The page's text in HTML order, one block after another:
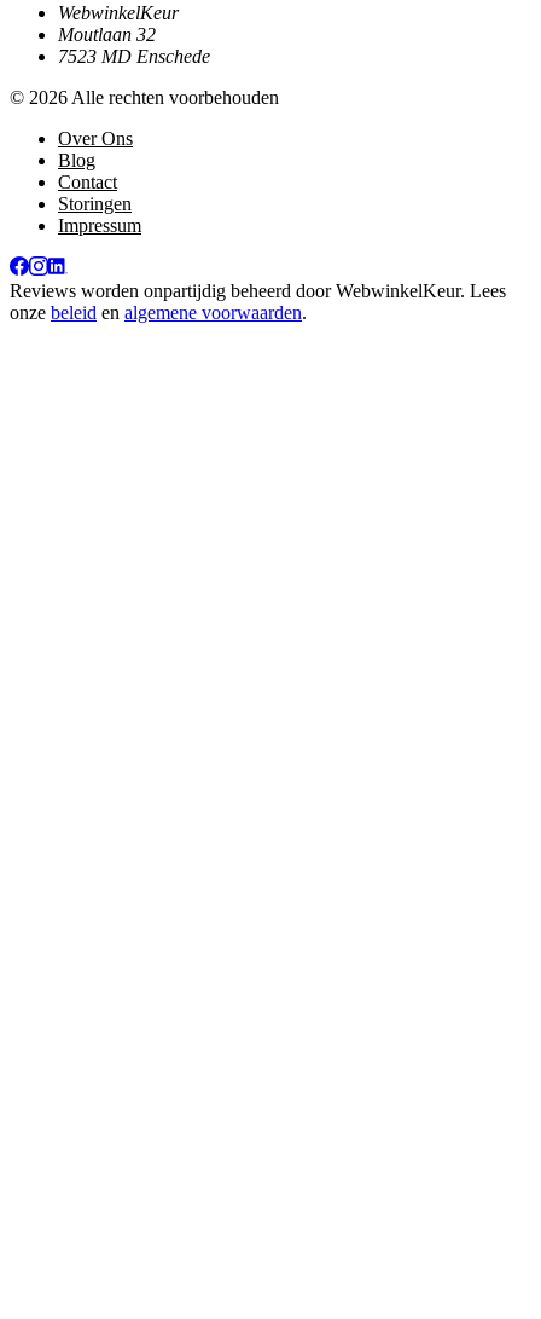
WebwinkelKeur
Moutlaan 32
7523 MD Enschede
© 2026 Alle rechten voorbehouden
Over Ons
Blog
Contact
Storingen
Impressum
Reviews worden onpartijdig beheerd doorWebwinkelKeur. Lees
onze beleid en algemene voorwaarden.